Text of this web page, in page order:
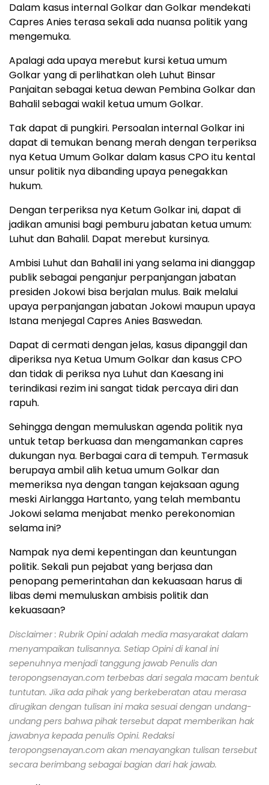
Dalam kasus internal Golkar dan Golkar mendekati
Capres Anies terasa sekali ada nuansa politik yang
mengemuka.
Apalagi ada upaya merebut kursi ketua umum
Golkar yang di perlihatkan oleh Luhut Binsar
Panjaitan sebagai ketua dewan Pembina Golkar dan
Bahalil sebagai wakil ketua umum Golkar.
Tak dapat di pungkiri. Persoalan internal Golkar ini
dapat di temukan benang merah dengan terperiksa
nya Ketua Umum Golkar dalam kasus CPO itu kental
unsur politik nya dibanding upaya penegakkan
hukum.
Dengan terperiksa nya Ketum Golkar ini, dapat di
jadikan amunisi bagi pemburu jabatan ketua umum:
Luhut dan Bahalil. Dapat merebut kursinya.
Ambisi Luhut dan Bahalil ini yang selama ini dianggap
publik sebagai penganjur perpanjangan jabatan
presiden Jokowi bisa berjalan mulus. Baik melalui
upaya perpanjangan jabatan Jokowi maupun upaya
Istana menjegal Capres Anies Baswedan.
Dapat di cermati dengan jelas, kasus dipanggil dan
diperiksa nya Ketua Umum Golkar dan kasus CPO
dan tidak di periksa nya Luhut dan Kaesang ini
terindikasi rezim ini sangat tidak percaya diri dan
rapuh.
Sehingga dengan memuluskan agenda politik nya
untuk tetap berkuasa dan mengamankan capres
dukungan nya. Berbagai cara di tempuh. Termasuk
berupaya ambil alih ketua umum Golkar dan
memeriksa nya dengan tangan kejaksaan agung
meski Airlangga Hartanto, yang telah membantu
Jokowi selama menjabat menko perekonomian
selama ini?
Nampak nya demi kepentingan dan keuntungan
politik. Sekali pun pejabat yang berjasa dan
penopang pemerintahan dan kekuasaan harus di
libas demi memuluskan ambisis politik dan
kekuasaan?
Disclaimer : Rubrik Opini adalah media masyarakat dalam
menyampaikan tulisannya. Setiap Opini di kanal ini
sepenuhnya menjadi tanggung jawab Penulis dan
teropongsenayan.com terbebas dari segala macam bentuk
tuntutan. Jika ada pihak yang berkeberatan atau merasa
dirugikan dengan tulisan ini maka sesuai dengan undang-
undang pers bahwa pihak tersebut dapat memberikan hak
jawabnya kepada penulis Opini. Redaksi
teropongsenayan.com akan menayangkan tulisan tersebut
secara berimbang sebagai bagian dari hak jawab.